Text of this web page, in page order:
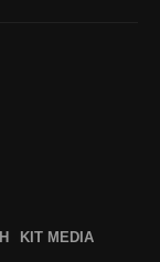
KIT MEDIA